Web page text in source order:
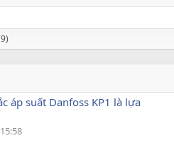
áp suất Danfoss KP1 là lựa